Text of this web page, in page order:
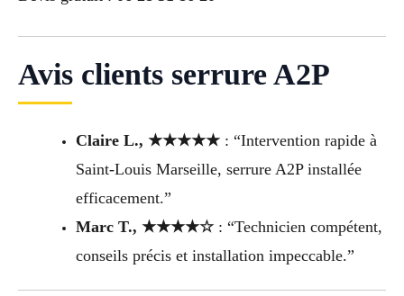
Avis clients serrure A2P
Claire L., ★★★★★: “Intervention rapide à
Saint-Louis Marseille, serrure A2P installée
efficacement.”
Marc T., ★★★★☆: “Technicien compétent,
conseils précis et installation impeccable.”